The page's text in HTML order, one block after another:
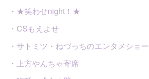
・★笑わせnight！★
・CSもえよせ
・サトミツ・ねづっちのエンタメショー
・上方やんちゃ寄席